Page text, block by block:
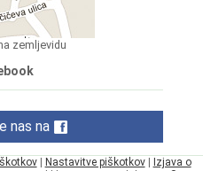
zemljevidu
nas na
| Nastavitve piškotkov|
Izjava o